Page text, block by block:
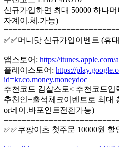
신규가입하면 최대 50000 하나
자계이.체.가능)
✅✅머니닷 신규가입이벤트 (휴
앱스토어: https://itunes.apple.com/
플레이스토어: https://
id=kr.co.money.moneydoc
추천코드 김살스토< 추천코드입
추천인+출석체크이벤트로 최대
or네이.바포인트전환가능)
✅✅쿠팡이츠 첫주문 10000원 할